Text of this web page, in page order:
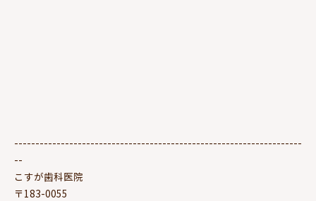
--------------------------------------------------------------------
--
こすが歯科医院
〒183-0055